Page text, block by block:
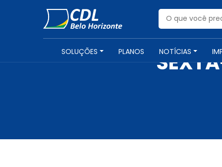
SOLUÇÕES PLANOS NOTÍCIAS